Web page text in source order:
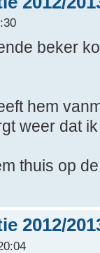
beker
hem
weer dat
thuis op
2012/